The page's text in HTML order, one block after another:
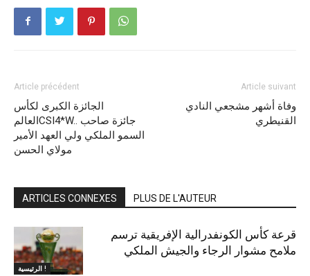
Article précédent
الجائزة الكبرى لكأس
العالمCSI4*W.. جائزة صاحب
السمو الملكي ولي العهد الأمير
مولاي الحسن
Article suivant
وفاة أشهر مشجعي النادي
القنيطري
ARTICLES CONNEXES PLUS DE L'AUTEUR
الرئيسية !
قرعة كأس الكونفدرالية الإفريقية ترسم
ملامح مشوار الرجاء والجيش الملكي